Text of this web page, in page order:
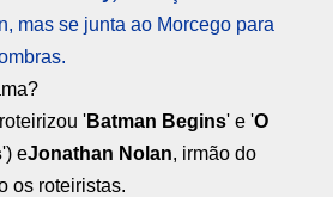
mas se junta ao Morcego para
'Batman Begins' e 'O
') eJonathan Nolan, irmão do
os roteiristas.